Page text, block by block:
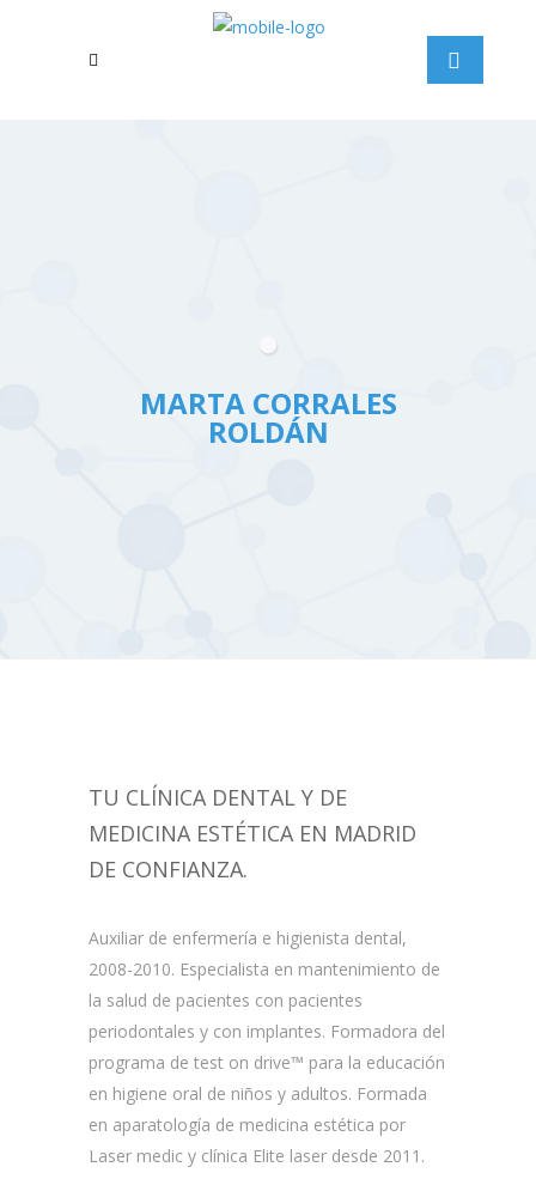
MARTA CORRALES
ROLDÁN
TU CLÍNICA DENTAL Y DE
MEDICINA ESTÉTICA EN MADRID
DE CONFIANZA.
Auxiliar de enfermería e higienista dental,
2008-2010. Especialista en mantenimiento de
la salud de pacientes con pacientes
periodontales y con implantes. Formadora del
programa de test on drive™ para la educación
en higiene oral de niños y adultos. Formada
en aparatología de medicina estética por
Laser medic y clínica Elite laser desde 2011.